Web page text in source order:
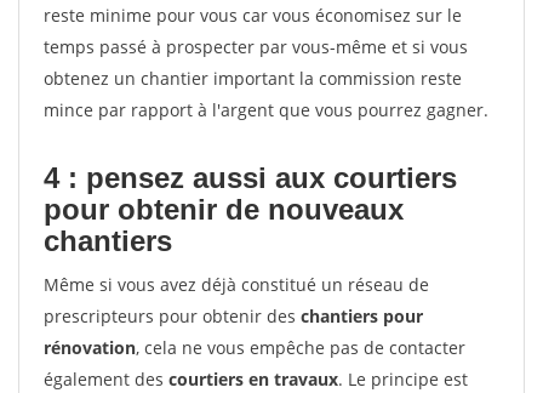
reste minime pour vous car vous économisez sur le
temps passé à prospecter par vous-même et si vous
obtenez un chantier important la commission reste
mince par rapport à l'argent que vous pourrez gagner.
4 : pensez aussi aux courtiers
pour obtenir de nouveaux
chantiers
Même si vous avez déjà constitué un réseau de
prescripteurs pour obtenir des chantiers pour
rénovation, cela ne vous empêche pas de contacter
également des courtiers en travaux. Le principe est